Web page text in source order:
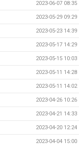
2023-06-07 08:35
2023-05-29 09:29
2023-05-23 14:39
2023-05-17 14:29
2023-05-15 10:03
2023-05-11 14:28
2023-05-11 14:02
2023-04-26 10:26
2023-04-21 14:33
2023-04-20 12:24
2023-04-04 15:00